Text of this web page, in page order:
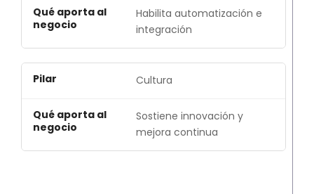
Habilita automatización e
integración
Cultura
Sostiene innovación y
mejora continua